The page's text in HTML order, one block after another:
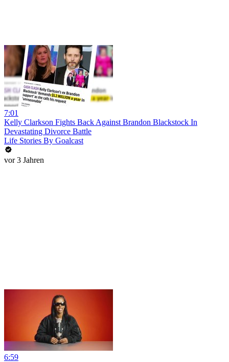
7:01
Kelly Clarkson Fights Back Against Brandon Blackstock In
Devastating Divorce Battle
Life Stories By Goalcast
vor 3 Jahren
6:59